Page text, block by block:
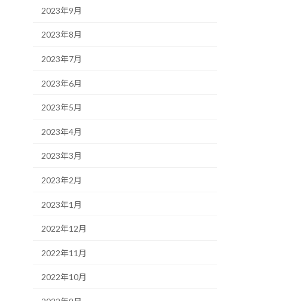
2023年9月
2023年8月
2023年7月
2023年6月
2023年5月
2023年4月
2023年3月
2023年2月
2023年1月
2022年12月
2022年11月
2022年10月